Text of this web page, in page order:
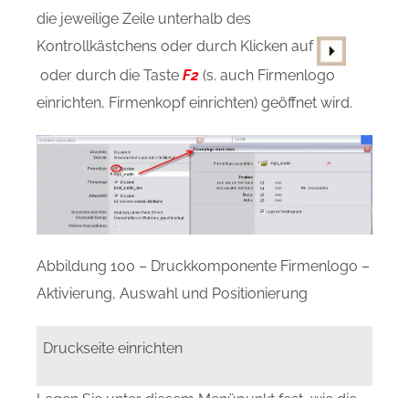
die jeweilige Zeile unterhalb des
Kontrollkästchens oder durch Klicken auf
oder durch die Taste F2 (s. auch Firmenlogo
einrichten, Firmenkopf einrichten) geöffnet wird.
Abbildung 100 – Druckkomponente Firmenlogo –
Aktivierung, Auswahl und Positionierung
Druckseite einrichten